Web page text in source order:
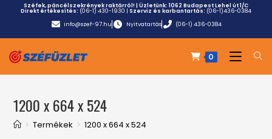
Széfek, páncélszekrények raktárról! | Üzletünk:1062 Budapest Lehel út 1/C
Direkt értékesítés: (06-1) 430-1930 | Szerviz és karbantartás: (06-1)436-0384
info@szef-97.hu
Nyitvatartás (06-1) 436-0384
0
1200 x 664 x 524
> Termékek > 1200 x 664 x 524